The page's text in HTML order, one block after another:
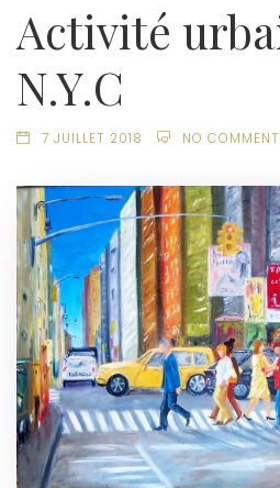
Activité
N.Y.C
7 JUILLET 2018 NO